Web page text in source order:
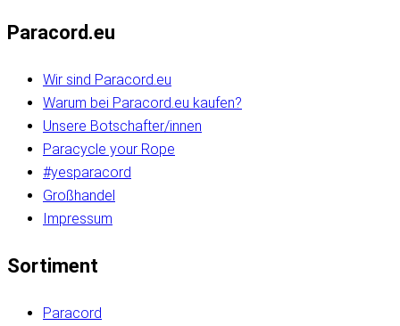
Paracord.eu
Wir sind Paracord.eu
Warum bei Paracord.eu kaufen?
Unsere Botschafter/innen
Paracycle your Rope
#yesparacord
Großhandel
Impressum
Sortiment
Paracord